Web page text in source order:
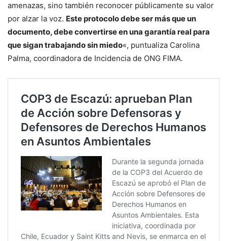
amenazas, sino también reconocer públicamente su valor
por alzar la voz. Este protocolo debe ser más que un
documento, debe convertirse en una garantía real para
que sigan trabajando sin miedo«, puntualiza Carolina
Palma, coordinadora de Incidencia de ONG FIMA.